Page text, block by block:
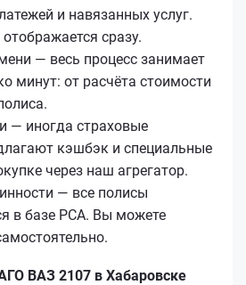
и навязанных услуг.
сразу.
— весь процесс занимает
минут: от расчёта стоимости
— иногда страховые
кэшбэк и специальные
через наш агрегатор.
— все полисы
в базе РСА. Вы можете
ВАЗ 2107 в Хабаровске